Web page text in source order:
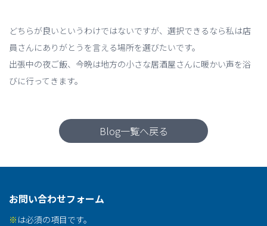
どちらが良いというわけではないですが、選択できるなら私は店
員さんにありがとうを言える場所を選びたいです。
出張中の夜ご飯、今晩は地方の小さな居酒屋さんに暖かい声を浴
びに行ってきます。
Blog一覧へ戻る
お問い合わせフォーム
※ は必須の項目です。